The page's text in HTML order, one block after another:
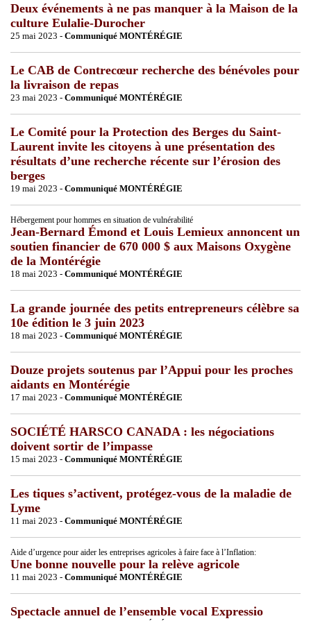
Deux événements à ne pas manquer à la Maison de la
culture Eulalie-Durocher
25 mai 2023 - Communiqué MONTÉRÉGIE
Le CAB de Contrecœur recherche des bénévoles pour
la livraison de repas
23 mai 2023 - Communiqué MONTÉRÉGIE
Le Comité pour la Protection des Berges du Saint-
Laurent invite les citoyens à une présentation des
résultats d’une recherche récente sur l’érosion des
berges
19 mai 2023 - Communiqué MONTÉRÉGIE
Hébergement pour hommes en situation de vulnérabilité
Jean-Bernard Émond et Louis Lemieux annoncent un
soutien financier de 670 000 $ aux Maisons Oxygène
de la Montérégie
18 mai 2023 - Communiqué MONTÉRÉGIE
La grande journée des petits entrepreneurs célèbre sa
10e édition le 3 juin 2023
18 mai 2023 - Communiqué MONTÉRÉGIE
Douze projets soutenus par l’Appui pour les proches
aidants en Montérégie
17 mai 2023 - Communiqué MONTÉRÉGIE
SOCIÉTÉ HARSCO CANADA : les négociations
doivent sortir de l’impasse
15 mai 2023 - Communiqué MONTÉRÉGIE
Les tiques s’activent, protégez-vous de la maladie de
Lyme
11 mai 2023 - Communiqué MONTÉRÉGIE
Aide d’urgence pour aider les entreprises agricoles à faire face à l’Inflation:
Une bonne nouvelle pour la relève agricole
11 mai 2023 - Communiqué MONTÉRÉGIE
Spectacle annuel de l’ensemble vocal Expressio